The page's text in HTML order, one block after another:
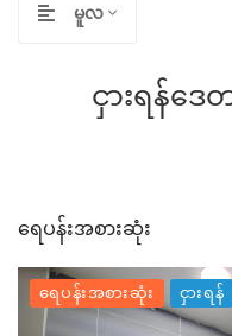
မူလ
ငှားရန်ဒေ
ရေပန်းအစားဆုံး
ရေပန်းအစားဆုံး ငှားရန်